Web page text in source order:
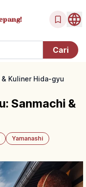
& Kuliner Hida-gyu
Sanmachi &
Yamanashi